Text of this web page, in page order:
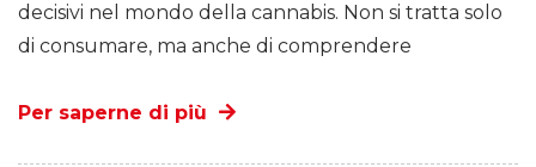
decisivi nel mondo della cannabis. Non si tratta solo
di consumare, ma anche di comprendere
Per saperne di più